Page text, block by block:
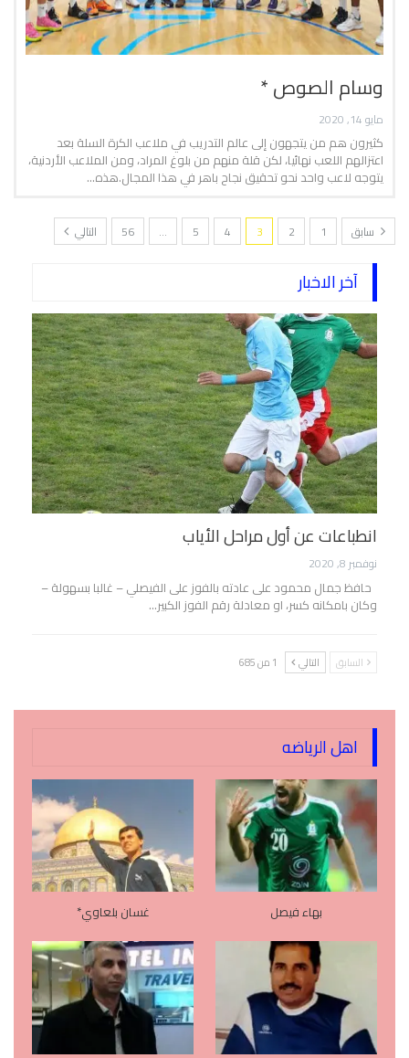
وسام الصوص *
مايو 14, 2020
كثيرون هم من يتجهون إلى عالم التدريب في ملاعب الكرة السلة بعد
اعتزالهم اللعب نهائيا، لكن قلة منهم من بلوغ المراد، ومن الملاعب الأردنية،
يتوجه لاعب واحد نحو تحقيق نجاح باهر في هذا المجال.هذه…
سابق 1
2
3
4
5
…
56 التالي
آخر الاخبار
انطباعات عن أول مراحل الأياب
نوفمبر 8, 2020
حافظ جمال محمود على عادته بالفوز على الفيصلي – غالبا بسهولة –
وكان بامكانه كسر، او معادلة رقم الفوز الكبير…
السابق التالي 1 من 685
اهل الرياضه
بهاء فيصل غسان بلعاوي*